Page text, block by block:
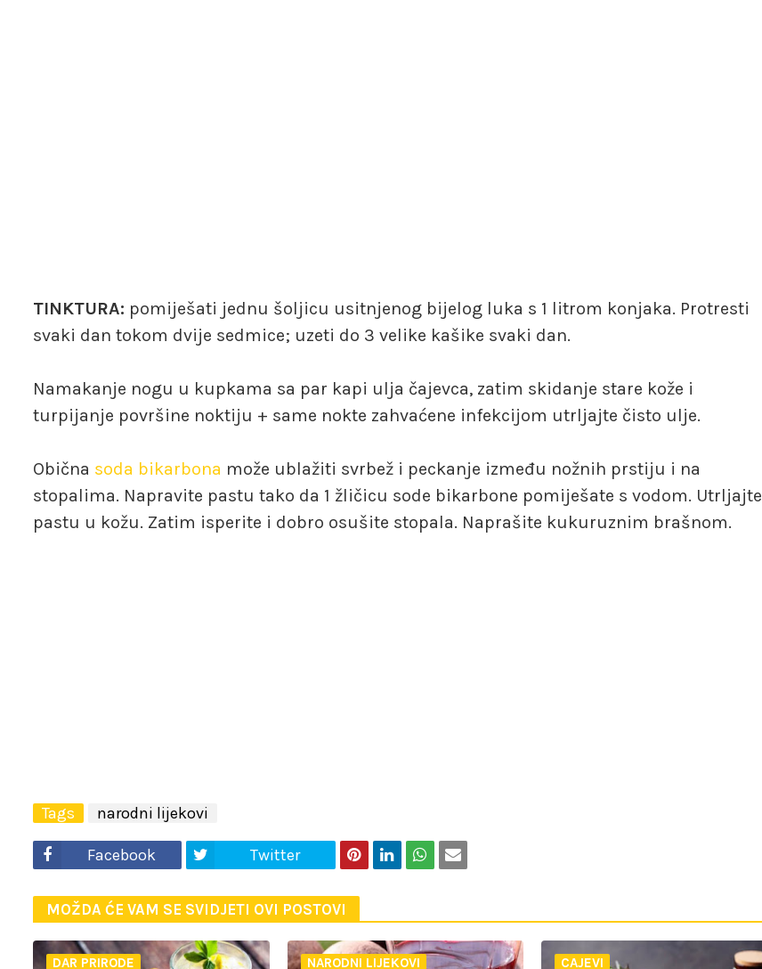
TINKTURA: pomiješati jednu šoljicu usitnjenog bijelog luka s 1 litrom konjaka. Protresti
svaki dan tokom dvije sedmice; uzeti do 3 velike kašike svaki dan.
Namakanje nogu u kupkama sa par kapi ulja čajevca, zatim skidanje stare kože i
turpijanje površine noktiju + same nokte zahvaćene infekcijom utrljajte čisto ulje.
Obična soda bikarbona može ublažiti svrbež i peckanje između nožnih prstiju i na
stopalima. Napravite pastu tako da 1 žličicu sode bikarbone pomiješate s vodom. Utrljajte
pastu u kožu. Zatim isperite i dobro osušite stopala. Naprašite kukuruznim brašnom.
Tags narodni lijekovi
Facebook Twitter
MOŽDA ĆE VAM SE SVIDJETI OVI POSTOVI
DAR PRIRODE NARODNI LIJEKOVI CAJEVI